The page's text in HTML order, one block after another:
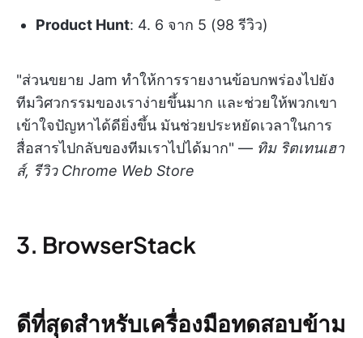
Product Hunt: 4. 6 จาก 5 (98 รีวิว)
"ส่วนขยาย Jam ทำให้การรายงานข้อบกพร่องไปยัง
ทีมวิศวกรรมของเราง่ายขึ้นมาก และช่วยให้พวกเขา
เข้าใจปัญหาได้ดียิ่งขึ้น มันช่วยประหยัดเวลาในการ
สื่อสารไปกลับของทีมเราไปได้มาก" — ทิม ริตเทนเฮา
ส์, รีวิว Chrome Web Store
3. BrowserStack
ดีที่สุดสำหรับเครื่องมือทดสอบข้าม